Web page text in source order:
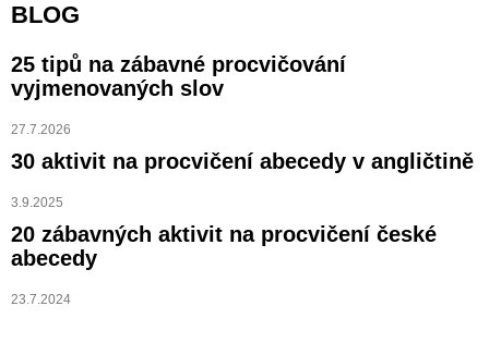
BLOG
25 tipů na zábavné procvičování
vyjmenovaných slov
27.7.2026
30 aktivit na procvičení abecedy v angličtině
3.9.2025
20 zábavných aktivit na procvičení české
abecedy
23.7.2024